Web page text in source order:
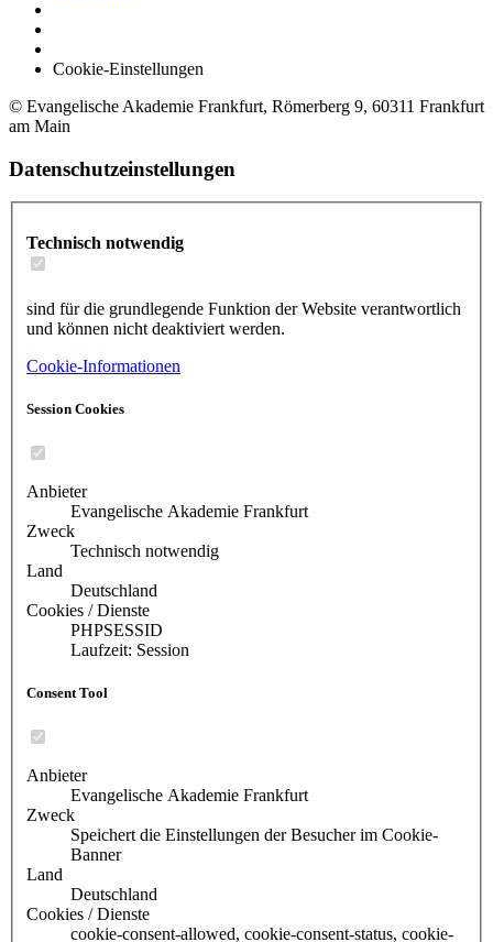
Cookie-Einstellungen
© Evangelische Akademie Frankfurt, Römerberg 9, 60311 Frankfurt
am Main
Datenschutzeinstellungen
Technisch notwendig
sind für die grundlegende Funktion der Website verantwortlich
und können nicht deaktiviert werden.
Cookie-Informationen
Session Cookies
Anbieter
Evangelische Akademie Frankfurt
Zweck
Technisch notwendig
Land
Deutschland
Cookies / Dienste
PHPSESSID
Laufzeit: Session
Consent Tool
Anbieter
Evangelische Akademie Frankfurt
Zweck
Speichert die Einstellungen der Besucher im Cookie-
Banner
Land
Deutschland
Cookies / Dienste
cookie-consent-allowed, cookie-consent-status, cookie-